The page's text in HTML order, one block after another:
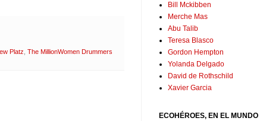
Platz The MillionWomen Drummers
Bill Mckibben
Merche Mas
Abu Talib
Teresa Blasco
Gordon Hempton
Yolanda Delgado
David de Rothschild
Xavier Garcia
ECOHÉROES, EN EL MUNDO